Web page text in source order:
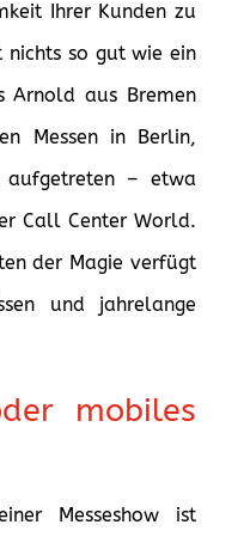
Ihrer Kunden zu
nichts so gut wie ein
Arnold aus Bremen
Messen in Berlin,
aufgetreten – etwa
Call Center World.
der Magie verfügt
und jahrelange
mobiles
Messeshow ist